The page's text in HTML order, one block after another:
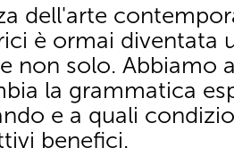
dell'arte
è ormai diventata
non solo. Abbiamo
la grammatica
e a quali
benefici.